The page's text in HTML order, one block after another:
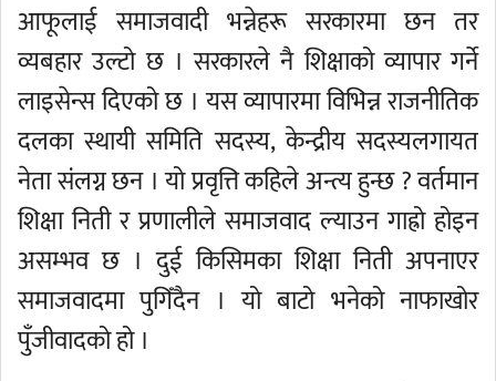
आफूलाई समाजवादी भन्नेहरू सरकारमा छन तर
व्यबहार उल्टो छ । सरकारले नै शिक्षाको व्यापार गर्ने
लाइसेन्स दिएको छ । यस व्यापारमा विभिन्न राजनीतिक
दलका स्थायी समिति सदस्य, केन्द्रीय सदस्यलगायत
नेता संलग्न छन । यो प्रवृत्ति कहिले अन्त्य हुन्छ ? वर्तमान
शिक्षा निती र प्रणालीले समाजवाद ल्याउन गाह्रो होइन
असम्भव छ । दुई किसिमका शिक्षा निती अपनाएर
समाजवादमा पुगिँदैन । यो बाटो भनेको नाफाखोर
पुँजीवादको हो ।